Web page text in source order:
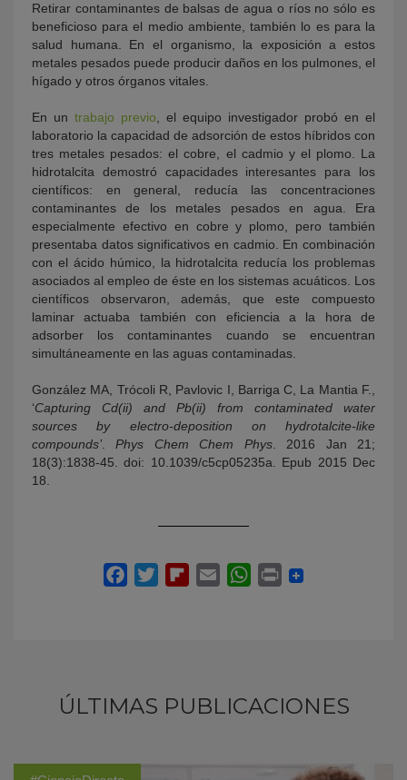
Retirar contaminantes de balsas de agua o ríos no sólo es
beneficioso para el medio ambiente, también lo es para la
salud humana. En el organismo, la exposición a estos
metales pesados puede producir daños en los pulmones, el
hígado y otros órganos vitales.
En un trabajo previo , el equipo investigador probó en el
laboratorio la capacidad de adsorción de estos híbridos con
tres metales pesados: el cobre, el cadmio y el plomo. La
hidrotalcita demostró capacidades interesantes para los
científicos: en general, reducía las concentraciones
contaminantes de los metales pesados en agua. Era
especialmente efectivo en cobre y plomo, pero también
presentaba datos significativos en cadmio. En combinación
con el ácido húmico, la hidrotalcita reducía los problemas
asociados al empleo de éste en los sistemas acuáticos. Los
científicos observaron, además, que este compuesto
laminar actuaba también con eficiencia a la hora de
adsorber los contaminantes cuando se encuentran
simultáneamente en las aguas contaminadas.
González MA, Trócoli R, Pavlovic I, Barriga C, La Mantia F.,
‘Capturing Cd(ii) and Pb(ii) from contaminated water
sources by electro-deposition on hydrotalcite-like
compounds’ .Phys Chem Chem Phys. 2016 Jan 21;
18(3):1838-45. doi: 10.1039/c5cp05235a. Epub 2015 Dec
18.
ÚLTIMAS PUBLICACIONES